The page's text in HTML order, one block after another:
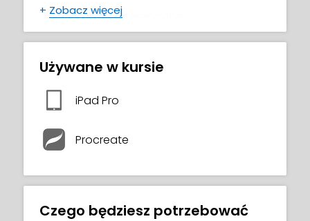
4 obrazy referencyjne
1 obrazy konturowe
Certyfikat ukończenia kursu
+ Zobacz więcej
Używane w kursie
iPad Pro
Procreate
Czego będziesz potrzebować